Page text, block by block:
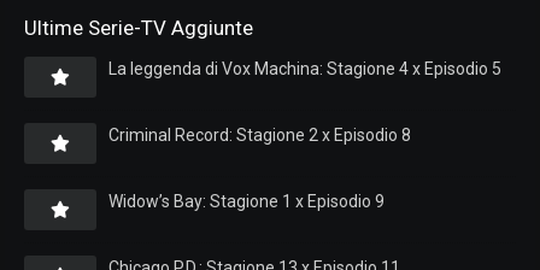
Ultime Serie-TV Aggiunte
La leggenda di Vox Machina: Stagione 4 x Episodio 5
Criminal Record: Stagione 2 x Episodio 8
Widow’s Bay: Stagione 1 x Episodio 9